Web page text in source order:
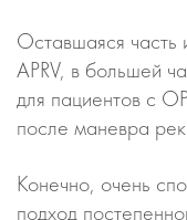
Оставшаяся часть
APRV, в большей
для пациентов с
после маневра
Конечно, очень
подход